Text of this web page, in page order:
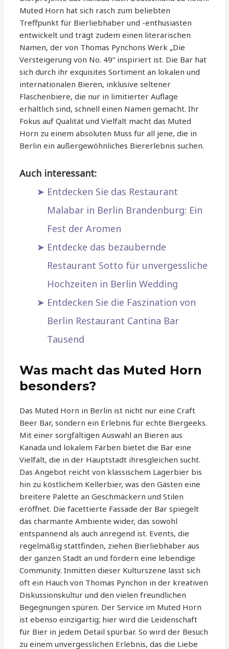
Muted Horn hat sich rasch zum beliebten
Treffpunkt für Bierliebhaber und -enthusiasten
entwickelt und trägt zudem einen literarischen
Namen, der von Thomas Pynchons Werk „Die
Versteigerung von No. 49“ inspiriert ist. Die Bar hat
sich durch ihr exquisites Sortiment an lokalen und
internationalen Bieren, inklusive seltener
Flaschenbiere, die nur in limitierter Auflage
erhältlich sind, schnell einen Namen gemacht. Ihr
Fokus auf Qualität und Vielfalt macht das Muted
Horn zu einem absoluten Muss für all jene, die in
Berlin ein außergewöhnliches Biererlebnis suchen.
Auch interessant:
Entdecken Sie das Restaurant
Malabar in Berlin Brandenburg: Ein
Fest der Aromen
Entdecke das bezaubernde
Restaurant Sotto für unvergessliche
Hochzeiten in Berlin Wedding
Entdecken Sie die Faszination von
Berlin Restaurant Cantina Bar
Tausend
Was macht das Muted Horn
besonders?
Das Muted Horn in Berlin ist nicht nur eine Craft
Beer Bar, sondern ein Erlebnis für echte Biergeeks.
Mit einer sorgfältigen Auswahl an Bieren aus
Kanada und lokalem Färben bietet die Bar eine
Vielfalt, die in der Hauptstadt ihresgleichen sucht.
Das Angebot reicht von klassischem Lagerbier bis
hin zu köstlichem Kellerbier, was den Gästen eine
breitere Palette an Geschmäckern und Stilen
eröffnet. Die facettierte Fassade der Bar spiegelt
das charmante Ambiente wider, das sowohl
entspannend als auch anregend ist. Events, die
regelmäßig stattfinden, ziehen Bierliebhaber aus
der ganzen Stadt an und fördern eine lebendige
Community. Inmitten dieser Kulturszene lässt sich
oft ein Hauch von Thomas Pynchon in der kreativen
Diskussionskultur und den vielen freundlichen
Begegnungen spüren. Der Service im Muted Horn
ist ebenso einzigartig; hier wird die Leidenschaft
für Bier in jedem Detail spürbar. So wird der Besuch
zu einem unvergesslichen Erlebnis, das die Liebe